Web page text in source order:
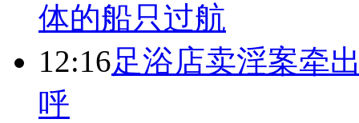
体的船只过航
12:16足浴店卖淫案牵
呼